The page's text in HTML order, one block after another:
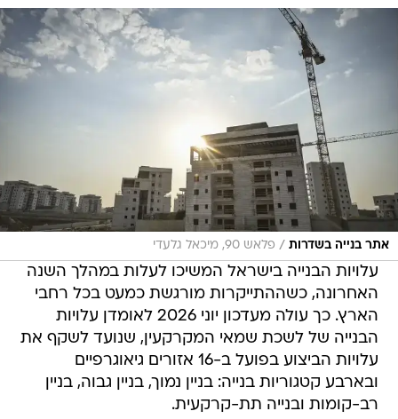
אתר בנייה בשדרות / פלאש 90, מיכאל גלעדי
עלויות הבנייה בישראל המשיכו לעלות במהלך השנה
האחרונה, כשההתייקרות מורגשת כמעט בכל רחבי
הארץ. כך עולה מעדכון יוני 2026 לאומדן עלויות
הבנייה של לשכת שמאי המקרקעין, שנועד לשקף את
עלויות הביצוע בפועל ב-16 אזורים גיאוגרפיים
ובארבע קטגוריות בנייה: בניין נמוך, בניין גבוה, בניין
רב-קומות ובנייה תת-קרקעית.